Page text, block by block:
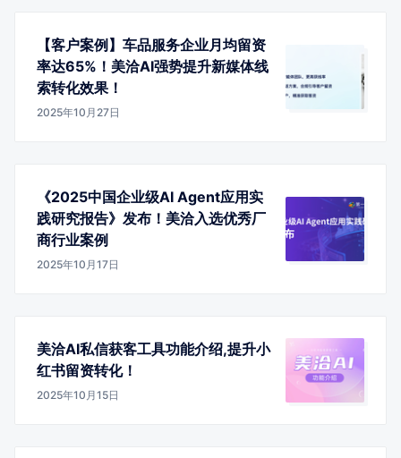
【客户案例】车品服务企业月均留资
率达65%！美洽AI强势提升新媒体线
索转化效果！
2025年10月27日
《2025中国企业级AI Agent应用实
践研究报告》发布！美洽入选优秀厂
商行业案例
2025年10月17日
美洽AI私信获客工具功能介绍,提升小
红书留资转化！
2025年10月15日